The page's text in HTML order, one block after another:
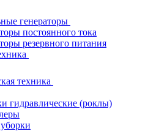
генераторы
постоянного тока
резервного питания
техника
гидравлические (роклы)